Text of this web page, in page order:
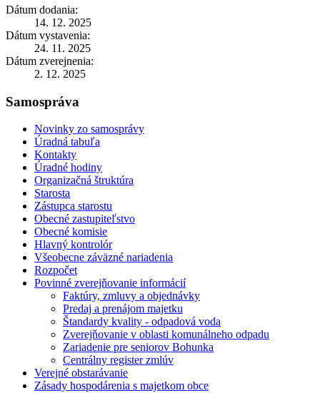
Dátum dodania:
14. 12. 2025
Dátum vystavenia:
24. 11. 2025
Dátum zverejnenia:
2. 12. 2025
Samospráva
Novinky zo samosprávy
Úradná tabuľa
Kontakty
Úradné hodiny
Organizačná štruktúra
Starosta
Zástupca starostu
Obecné zastupiteľstvo
Obecné komisie
Hlavný kontrolór
Všeobecne záväzné nariadenia
Rozpočet
Povinné zverejňovanie informácií
Faktúry, zmluvy a objednávky
Predaj a prenájom majetku
Štandardy kvality - odpadová voda
Zverejňovanie v oblasti komunálneho odpadu
Zariadenie pre seniorov Bohunka
Centrálny register zmlúv
Verejné obstarávanie
Zásady hospodárenia s majetkom obce